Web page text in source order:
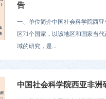
告
一、单位简介中国社会科学院西
区71个国家，以该地区和国家当
域的研究，是...
中国社会科学院西亚非洲